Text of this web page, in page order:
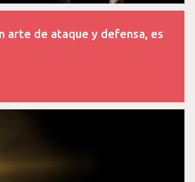
arte de ataque y defensa, es